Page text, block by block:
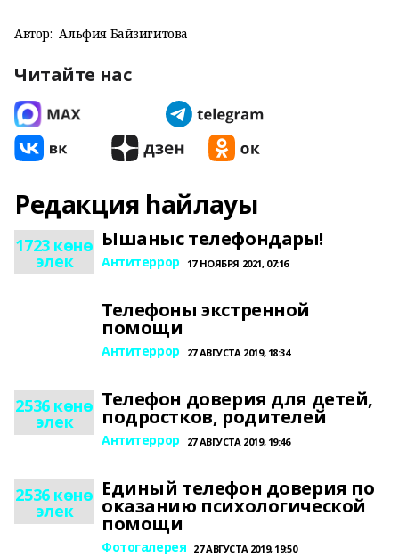
Автор: Альфия Байзигитова
Читайте нас
Редакция һайлауы
1723 көнө
элек
Ышаныс телефондары!
Антитеррор 17 НОЯБРЯ 2021, 07:16
Телефоны экстренной
помощи
Антитеррор 27 АВГУСТА 2019, 18:34
2536 көнө
элек
Телефон доверия для детей,
подростков, родителей
Антитеррор 27 АВГУСТА 2019, 19:46
2536 көнө
элек
Единый телефон доверия по
оказанию психологической
помощи
Фотогалерея 27 АВГУСТА 2019, 19:50